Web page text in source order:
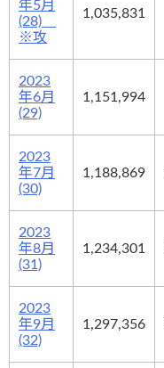
年5月
(28)
※攻
1,035,831
2023
年6月
(29)
1,151,994
2023
年7月
(30)
1,188,869
2023
年8月
(31)
1,234,301
2023
年9月
(32)
1,297,356